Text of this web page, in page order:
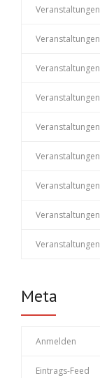
Meta
Anmelden
Eintrags-Feed